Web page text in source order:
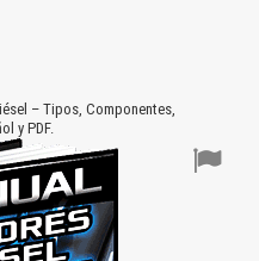
– Tipos, Componentes,
y PDF.